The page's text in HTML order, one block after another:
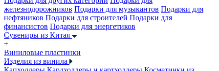
железнодорожников Подарки для музыкантов Подарки для
нефтяников Подарки для строителей Подарки для
финансистов Подарки для энергетиков
Сувениры из Китая
+
Виниловые пластинки
Изделия из винила